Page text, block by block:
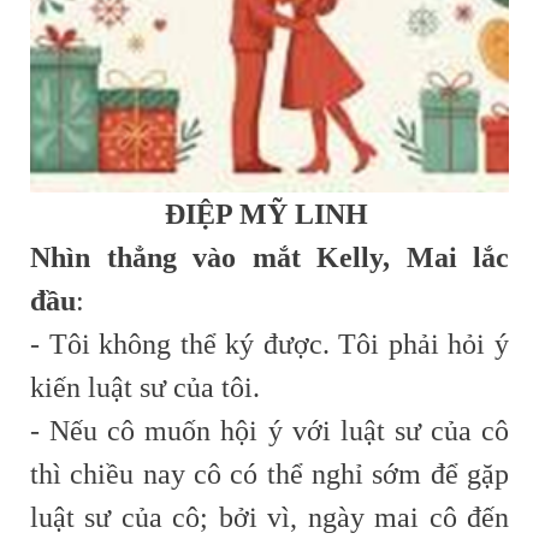
ĐIỆP MỸ LINH
Nhìn thẳng vào mắt Kelly, Mai lắc
đầu:
- Tôi không thể ký được. Tôi phải hỏi ý
kiến luật sư của tôi.
- Nếu cô muốn hội ý với luật sư của cô
thì chiều nay cô có thể nghỉ sớm để gặp
luật sư của cô; bởi vì, ngày mai cô đến